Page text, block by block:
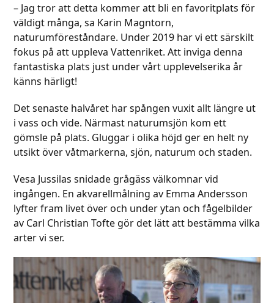
– Jag tror att detta kommer att bli en favoritplats för
väldigt många, sa Karin Magntorn,
naturumföreståndare. Under 2019 har vi ett särskilt
fokus på att uppleva Vattenriket. Att inviga denna
fantastiska plats just under vårt upplevelserika år
känns härligt!
Det senaste halvåret har spången vuxit allt längre ut
i vass och vide. Närmast naturumsjön kom ett
gömsle på plats. Gluggar i olika höjd ger en helt ny
utsikt över våtmarkerna, sjön, naturum och staden.
Vesa Jussilas snidade grågäss välkomnar vid
ingången. En akvarellmålning av Emma Andersson
lyfter fram livet över och under ytan och fågelbilder
av Carl Christian Tofte gör det lätt att bestämma vilka
arter vi ser.